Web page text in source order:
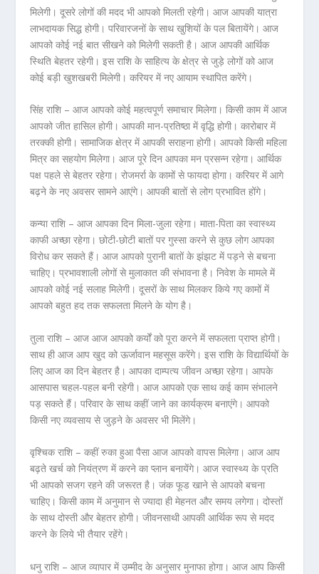
मिलेगी। दूसरे लोगों की मदद भी आपको मिलती रहेगी। आज आपकी यात्रा
लाभदायक सिद्ध होगी। परिवारजनों के साथ खुशियों के पल बितायेंगे। आज
आपको कोई नई बात सीखने को मिलेगी सकती है। आज आपकी आर्थिक
स्थिति बेहतर रहेगी। इस राशि के साहित्य के क्षेत्र से जुड़े लोगों को आज
कोई बड़ी खुशखबरी मिलेगी। करियर में नए आयाम स्थापित करेंगे।
सिंह राशि – आज आपको कोई महत्वपूर्ण समाचार मिलेगा। किसी काम में आज
आपको जीत हासिल होगी। आपकी मान-प्रतिष्ठा में वृद्धि होगी। कारोबार में
तरक्की होगी। सामाजिक क्षेत्र में आपकी सराहना होगी। आपको किसी महिला
मित्र का सहयोग मिलेगा। आज पूरे दिन आपका मन प्रसन्न रहेगा। आर्थिक
पक्ष पहले से बेहतर रहेगा। रोजमर्रा के कामों से फायदा होगा। करियर में आगे
बढ़ने के नए अवसर सामने आएंगे। आपकी बातों से लोग प्रभावित होंगे।
कन्या राशि – आज आपका दिन मिला-जुला रहेगा। माता-पिता का स्वास्थ्य
काफी अच्छा रहेगा। छोटी-छोटी बातों पर गुस्सा करने से कुछ लोग आपका
विरोध कर सकते हैं। आज आपको पुरानी बातों के झंझट में पड़ने से बचना
चाहिए। प्रभावशाली लोगों से मुलाकात की संभावना है। निवेश के मामले में
आपको कोई नई सलाह मिलेगी। दूसरों के साथ मिलकर किये गए कामों में
आपको बहुत हद तक सफलता मिलने के योग है।
तुला राशि – आज आज आपको कर्यों को पूरा करने में सफलता प्राप्त होगी।
साथ ही आज आप खुद को ऊर्जावान महसूस करेंगे। इस राशि के विद्यार्थियों के
लिए आज का दिन बेहतर है। आपका दाम्पत्य जीवन अच्छा रहेगा। आपके
आसपास चहल-पहल बनी रहेगी। आज आपको एक साथ कई काम संभालने
पड़ सकते हैं। परिवार के साथ कहीं जाने का कार्यक्रम बनाएंगे। आपको
किसी नए व्यवसाय से जुड़ने के अवसर भी मिलेंगे।
वृश्चिक राशि – कहीं रुका हुआ पैसा आज आपको वापस मिलेगा। आज आप
बढ़ते खर्च को नियंत्रण में करने का प्लान बनायेंगे। आज स्वास्थ्य के प्रति
भी आपको सजग रहने की जरूरत है। जंक फूड खाने से आपको बचना
चाहिए। किसी काम में अनुमान से ज्यादा ही मेहनत और समय लगेगा। दोस्तों
के साथ दोस्ती और बेहतर होगी। जीवनसाथी आपकी आर्थिक रूप से मदद
करने के लिये भी तैयार रहेंगे।
धनु राशि – आज व्यापार में उम्मीद के अनुसार मुनाफा होगा। आज आप किसी